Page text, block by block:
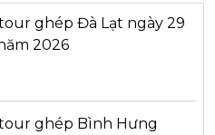
ghép Đà Lạt ngày 29
2026
ghép Bình Hưng